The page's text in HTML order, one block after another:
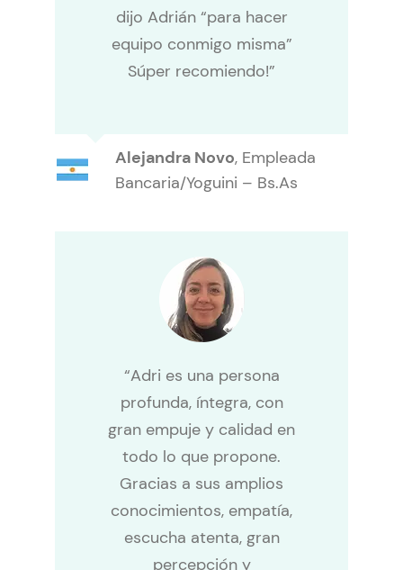
dijo Adrián “para hacer
equipo conmigo misma”
Súper recomiendo!”
Alejandra Novo, Empleada
Bancaria/Yoguini – Bs.As
“Adri es una persona
profunda, íntegra, con
gran empuje y calidad en
todo lo que propone.
Gracias a sus amplios
conocimientos, empatía,
escucha atenta, gran
percepción y